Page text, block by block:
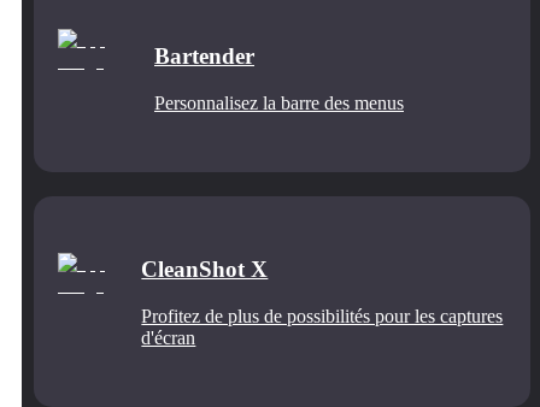
Bartender
Personnalisez la barre des menus
CleanShot X
Profitez de plus de possibilités pour les captures
d'écran